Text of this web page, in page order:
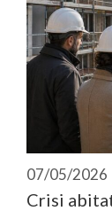
07/05/2026
Crisi